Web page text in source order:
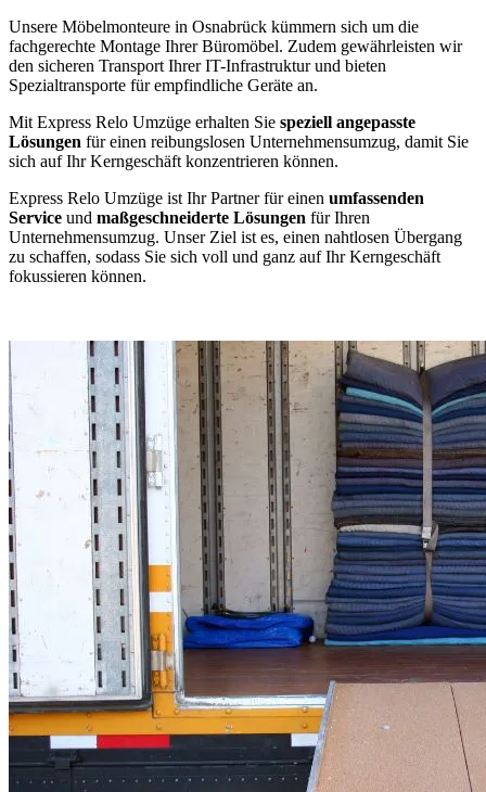
Unsere Möbelmonteure in Osnabrück kümmern sich um die
fachgerechte Montage Ihrer Büromöbel. Zudem gewährleisten wir
den sicheren Transport Ihrer IT-Infrastruktur und bieten
Spezialtransporte für empfindliche Geräte an.
Mit Express Relo Umzüge erhalten Sie speziell angepasste
Lösungen für einen reibungslosen Unternehmensumzug, damit Sie
sich auf Ihr Kerngeschäft konzentrieren können.
Express Relo Umzüge ist Ihr Partner für einen umfassenden
Service und maßgeschneiderte Lösungen für Ihren
Unternehmensumzug. Unser Ziel ist es, einen nahtlosen Übergang
zu schaffen, sodass Sie sich voll und ganz auf Ihr Kerngeschäft
fokussieren können.